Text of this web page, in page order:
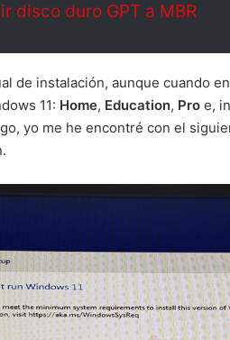
disco duro GPT a MBR
de instalación, aunque cuando
11: Home, Education, Pro e,
yo me he encontré con el